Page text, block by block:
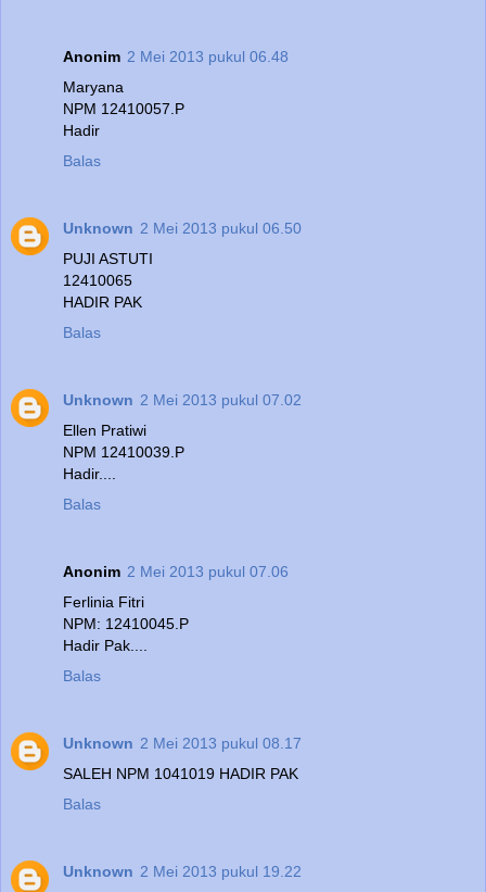
Anonim 2 Mei 2013 pukul 06.48
Maryana
NPM 12410057.P
Hadir
Balas
Unknown 2 Mei 2013 pukul 06.50
PUJI ASTUTI
12410065
HADIR PAK
Balas
Unknown 2 Mei 2013 pukul 07.02
Ellen Pratiwi
NPM 12410039.P
Hadir....
Balas
Anonim 2 Mei 2013 pukul 07.06
Ferlinia Fitri
NPM: 12410045.P
Hadir Pak....
Balas
Unknown 2 Mei 2013 pukul 08.17
SALEH NPM 1041019 HADIR PAK
Balas
Unknown 2 Mei 2013 pukul 19.22